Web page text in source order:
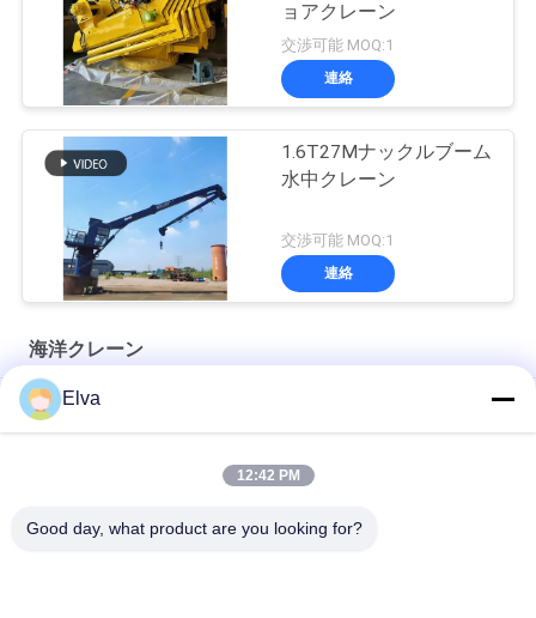
ョアクレーン
交渉可能 MOQ:1
連絡
1.6T27Mナックルブーム
水中クレーン
交渉可能 MOQ:1
連絡
海洋クレーン
プレミアム OUCO マリン ワイヤー ロープ
Elva
12:42 PM
Good day, what product are you looking for?